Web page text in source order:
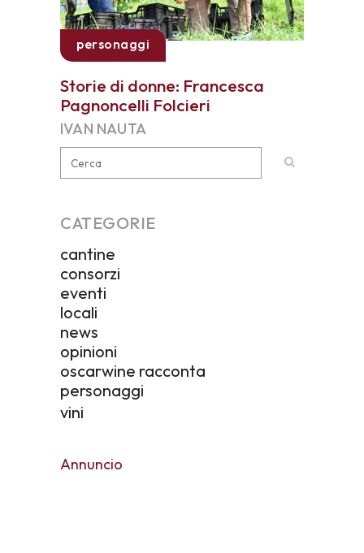
personaggi
Storie di donne: Francesca
Pagnoncelli Folcieri
IVAN NAUTA
CATEGORIE
cantine
consorzi
eventi
locali
news
opinioni
oscarwine racconta
personaggi
vini
Annuncio